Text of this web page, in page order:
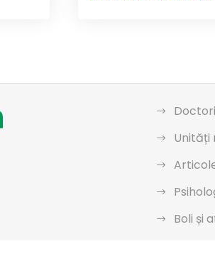
Doctori
Unități
Boli și